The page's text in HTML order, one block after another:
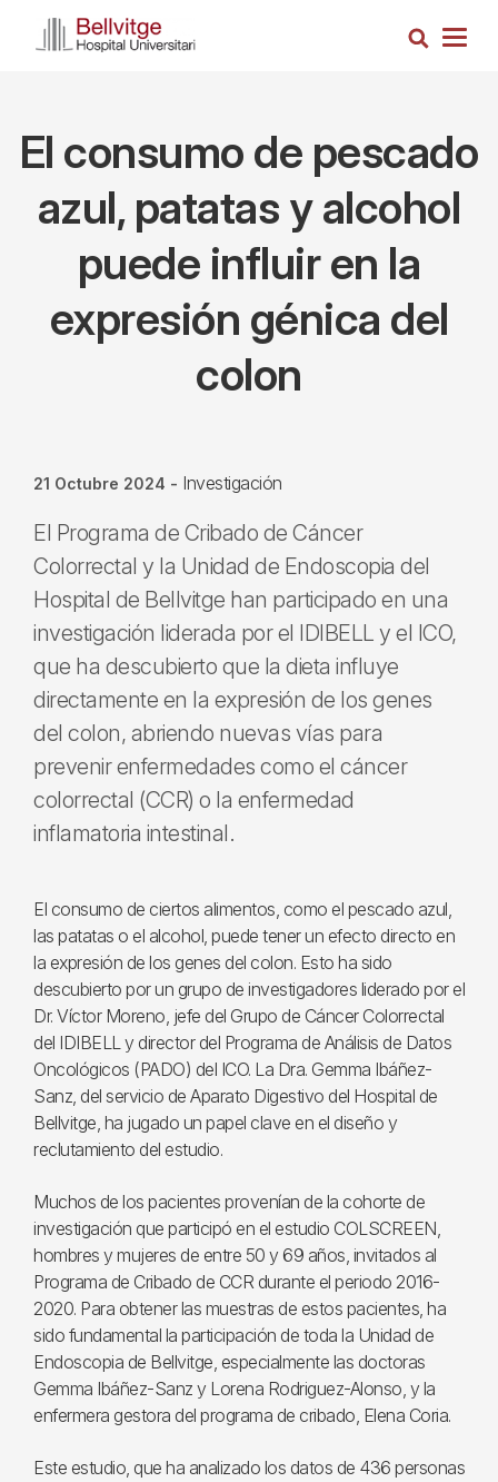
Busca
El consumo de pescado
azul, patatas y alcohol
puede influir en la
expresión génica del
colon
21 Octubre 2024 - Investigación
El Programa de Cribado de Cáncer
Colorrectal y la Unidad de Endoscopia del
Hospital de Bellvitge han participado en una
investigación liderada por el IDIBELL y el ICO,
que ha descubierto que la dieta influye
directamente en la expresión de los genes
del colon, abriendo nuevas vías para
prevenir enfermedades como el cáncer
colorrectal (CCR) o la enfermedad
inflamatoria intestinal.
El consumo de ciertos alimentos, como el pescado azul,
las patatas o el alcohol, puede tener un efecto directo en
la expresión de los genes del colon. Esto ha sido
descubierto por un grupo de investigadores liderado por el
Dr. Víctor Moreno, jefe del Grupo de Cáncer Colorrectal
del IDIBELL y director del Programa de Análisis de Datos
Oncológicos (PADO) del ICO. La Dra. Gemma Ibáñez-
Sanz, del servicio de Aparato Digestivo del Hospital de
Bellvitge, ha jugado un papel clave en el diseño y
reclutamiento del estudio.
Muchos de los pacientes provenían de la cohorte de
investigación que participó en el estudio COLSCREEN,
hombres y mujeres de entre 50 y 69 años, invitados al
Programa de Cribado de CCR durante el periodo 2016-
2020. Para obtener las muestras de estos pacientes, ha
sido fundamental la participación de toda la Unidad de
Endoscopia de Bellvitge, especialmente las doctoras
Gemma Ibáñez-Sanz y Lorena Rodriguez-Alonso, y la
enfermera gestora del programa de cribado, Elena Coria.
Este estudio, que ha analizado los datos de 436 personas